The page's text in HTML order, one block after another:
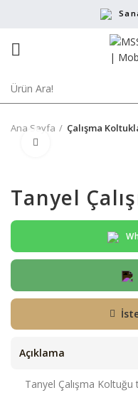
Ana Sayfa
Çalışma
Tanyel
Açıklama
Tanyel Çalışma Koltuğu